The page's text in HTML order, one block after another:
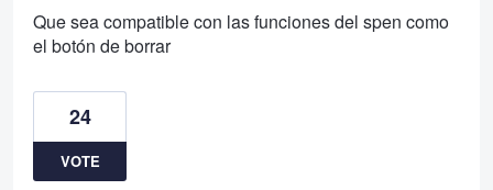
Que sea compatible con las funciones del spen como
el botón de borrar
24
VOTE